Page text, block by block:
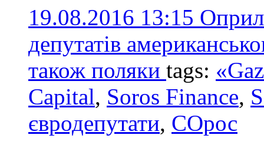
19.08.2016 13:15
депутатів
також поляки tags:
Capital, Soros Finance,
євродепутати, СОрос